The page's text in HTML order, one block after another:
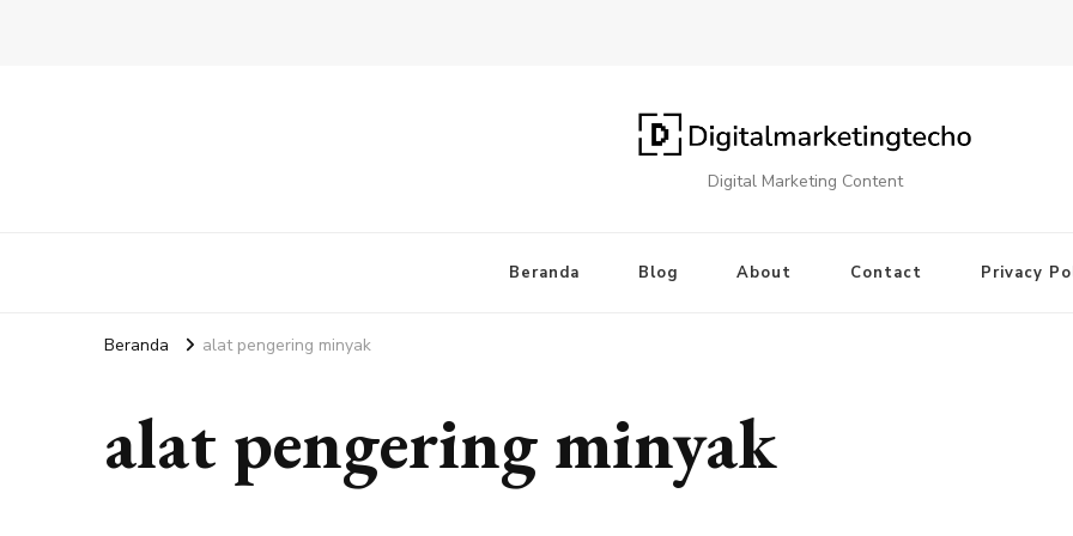
Digital Marketing Content
Beranda Blog About Contact Privacy
Beranda alat pengering minyak
alat pengering minyak